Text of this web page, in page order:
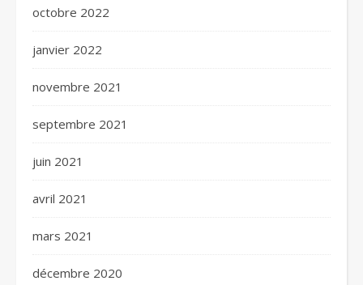
octobre 2022
janvier 2022
novembre 2021
septembre 2021
juin 2021
avril 2021
mars 2021
décembre 2020